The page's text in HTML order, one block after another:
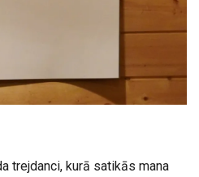
trejdanci, kurā satikās mana